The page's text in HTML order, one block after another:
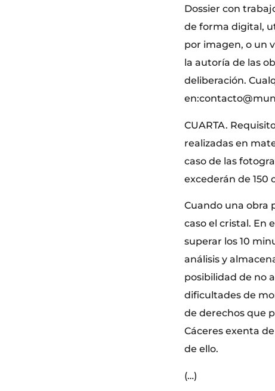
Dossier con
de forma digital,
por imagen, o un
la autoría de las
deliberación.
CUARTA.
realizadas en
caso de las
excederán de 150
Cuando una obra
caso el cristal. En
superar los 10
análisis y
posibilidad de no
dificultades de
de derechos que
Cáceres exenta
de ello.
(…)